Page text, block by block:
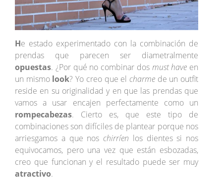
He estado experimentado con la combinación de
prendas que parecen ser diametralmente
opuestas. ¿Por qué no combinar dos must have en
un mismo look? Yo creo que el charmede un outfit
reside en su originalidad y en que las prendas que
vamos a usar encajen perfectamente como un
rompecabezas. Cierto es, que este tipo de
combinaciones son difíciles de plantear porque nos
arriesgamos a que noschirríen los dientes si nos
equivocamos, pero una vez que están esbozadas,
creo que funcionan y el resultado puede ser muy
atractivo.